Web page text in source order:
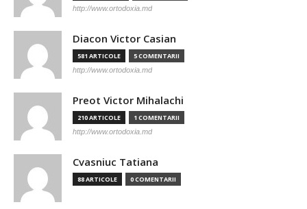
http://www.ortodoxia.md
Diacon Victor Casian
581 ARTICOLE 5 COMENTARII
http://www.ortodoxia.md
Preot Victor Mihalachi
210 ARTICOLE 1 COMENTARII
http://www.ortodoxia.md
Cvasniuc Tatiana
88 ARTICOLE 0 COMENTARII